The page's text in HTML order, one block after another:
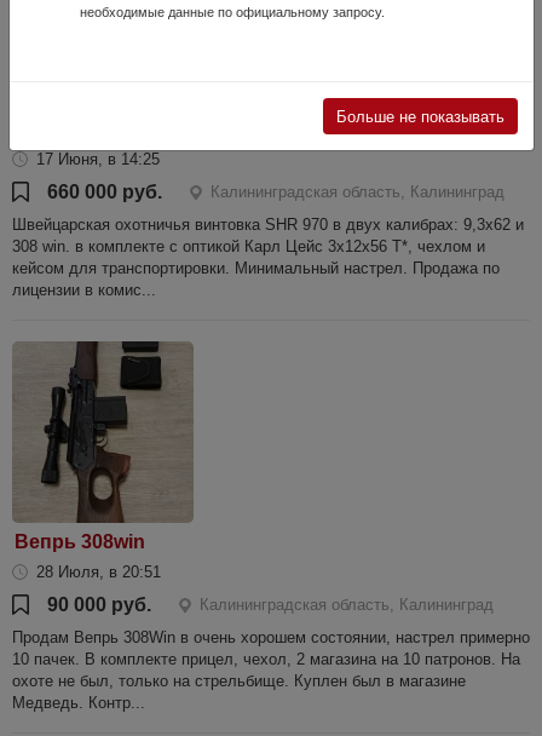
17 Июня, в 14:25
660 000 руб.
Калининградская область, Калининград
Швейцарская охотничья винтовка SHR 970 в двух калибрах: 9,3х62 и
308 win. в комплекте с оптикой Карл Цейс 3х12х56 Т*, чехлом и
кейсом для транспортировки. Минимальный настрел. Продажа по
лицензии в комис...
Вепрь 308win
28 Июля, в 20:51
90 000 руб.
Калининградская область, Калининград
Продам Вепрь 308Win в очень хорошем состоянии, настрел примерно
10 пачек. В комплекте прицел, чехол, 2 магазина на 10 патронов. На
охоте не был, только на стрельбище. Куплен был в магазине
Медведь. Контр...
необходимые данные по официальному запросу.
Больше не показывать